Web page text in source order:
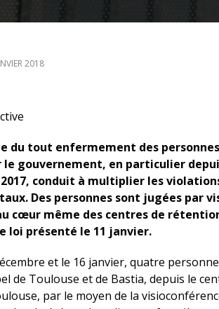
2018
du tout enfermement des
le gouvernement, en particulier
conduit à multiplier les
Des personnes sont jugées par
cœur même des centres de
loi présenté le 11 janvier.
et le 16 janvier, quatre
de Toulouse et de Bastia, depuis le
par le moyen de la